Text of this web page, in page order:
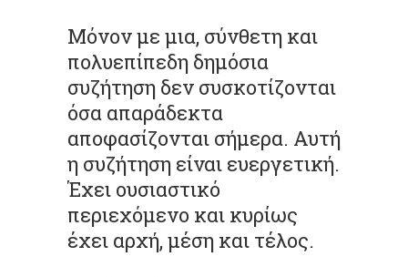
Μόνον με μια, σύνθετη και
πολυεπίπεδη δημόσια
συζήτηση δεν συσκοτίζονται
όσα απαράδεκτα
αποφασίζονται σήμερα. Αυτή
η συζήτηση είναι ευεργετική.
Έχει ουσιαστικό
περιεχόμενο και κυρίως
έχει αρχή, μέση και τέλος.